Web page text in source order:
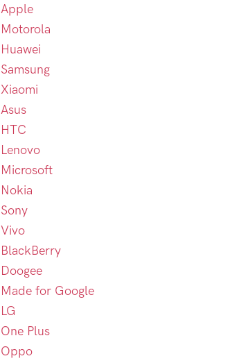
Apple
Motorola
Huawei
Samsung
Xiaomi
Asus
HTC
Lenovo
Microsoft
Nokia
Sony
Vivo
BlackBerry
Doogee
Made for Google
LG
One Plus
Oppo